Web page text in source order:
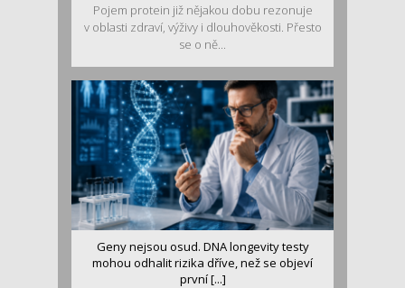
Pojem protein již nějakou dobu rezonuje
v oblasti zdraví, výživy i dlouhověkosti. Přesto
se o ně...
Geny nejsou osud. DNA longevity testy
mohou odhalit rizika dříve, než se objeví
první [...]